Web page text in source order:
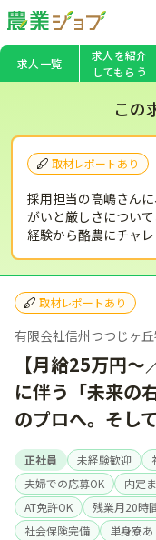
求人一覧
求人を紹介
してもらう
この
取材レポートあり
採用担当の高嶋さん
がいと厳しさについ
経験から酪農にチャ
取材レポートあり
有限会社信州つつじヶ
【月給25万円
に伴う「未来の
のプロへ。そし
正社員 未経験歓迎
夫婦での応募OK
内定
AT免許OK
残業月20時
社会保険完備
単身寮あ